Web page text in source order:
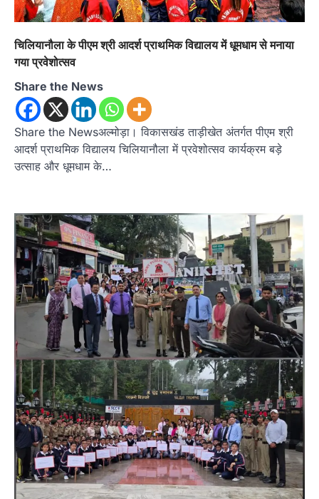
चिलियानौला के पीएम श्री आदर्श प्राथमिक विद्यालय में धूमधाम से मनाया
गया प्रवेशोत्सव
Share the News
Share the Newsअल्मोड़ा। विकासखंड ताड़ीखेत अंतर्गत पीएम श्री
आदर्श प्राथमिक विद्यालय चिलियानौला में प्रवेशोत्सव कार्यक्रम बड़े
उत्साह और धूमधाम के…